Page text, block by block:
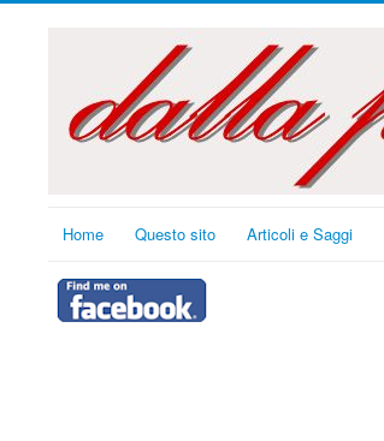
Home Questo sito Articoli e Saggi